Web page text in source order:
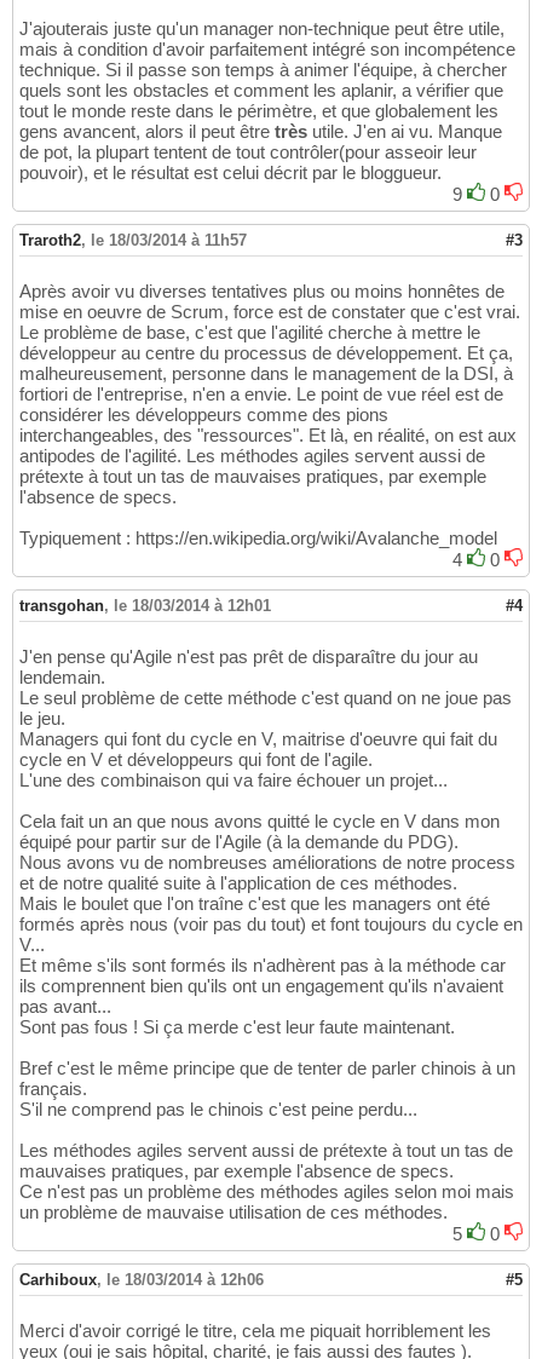
J'ajouterais juste qu'un manager non-technique peut être utile,
mais à condition d'avoir parfaitement intégré son incompétence
technique. Si il passe son temps à animer l'équipe, à chercher
quels sont les obstacles et comment les aplanir, a vérifier que
tout le monde reste dans le périmètre, et que globalement les
gens avancent, alors il peut être très utile. J'en ai vu. Manque
de pot, la plupart tentent de tout contrôler(pour asseoir leur
pouvoir), et le résultat est celui décrit par le bloggueur.
9
0
Traroth2, le 18/03/2014 à 11h57 #3
Après avoir vu diverses tentatives plus ou moins honnêtes de
mise en oeuvre de Scrum, force est de constater que c'est vrai.
Le problème de base, c'est que l'agilité cherche à mettre le
développeur au centre du processus de développement. Et ça,
malheureusement, personne dans le management de la DSI, à
fortiori de l'entreprise, n'en a envie. Le point de vue réel est de
considérer les développeurs comme des pions
interchangeables, des "ressources". Et là, en réalité, on est aux
antipodes de l'agilité. Les méthodes agiles servent aussi de
prétexte à tout un tas de mauvaises pratiques, par exemple
l'absence de specs.
Typiquement : https://en.wikipedia.org/wiki/Avalanche_model
4
0
transgohan, le 18/03/2014 à 12h01 #4
J'en pense qu'Agile n'est pas prêt de disparaître du jour au
lendemain.
Le seul problème de cette méthode c'est quand on ne joue pas
le jeu.
Managers qui font du cycle en V, maitrise d'oeuvre qui fait du
cycle en V et développeurs qui font de l'agile.
L'une des combinaison qui va faire échouer un projet...
Cela fait un an que nous avons quitté le cycle en V dans mon
équipé pour partir sur de l'Agile (à la demande du PDG).
Nous avons vu de nombreuses améliorations de notre process
et de notre qualité suite à l'application de ces méthodes.
Mais le boulet que l'on traîne c'est que les managers ont été
formés après nous (voir pas du tout) et font toujours du cycle en
V...
Et même s'ils sont formés ils n'adhèrent pas à la méthode car
ils comprennent bien qu'ils ont un engagement qu'ils n'avaient
pas avant...
Sont pas fous ! Si ça merde c'est leur faute maintenant.
Bref c'est le même principe que de tenter de parler chinois à un
français.
S'il ne comprend pas le chinois c'est peine perdu...
Les méthodes agiles servent aussi de prétexte à tout un tas de
mauvaises pratiques, par exemple l'absence de specs.
Ce n'est pas un problème des méthodes agiles selon moi mais
un problème de mauvaise utilisation de ces méthodes.
5
0
Carhiboux, le 18/03/2014 à 12h06 #5
Merci d'avoir corrigé le titre, cela me piquait horriblement les
yeux (oui je sais hôpital, charité, je fais aussi des fautes ).